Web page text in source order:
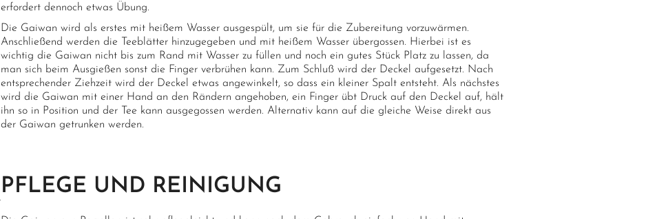
erfordert dennoch etwas Übung.
Die Gaiwan wird als erstes mit heißem Wasser ausgespült, um sie für die Zubereitung vorzuwärmen.
Anschließend werden die Teeblätter hinzugegeben und mit heißem Wasser übergossen. Hierbei ist es
wichtig die Gaiwan nicht bis zum Rand mit Wasser zu füllen und noch ein gutes Stück Platz zu lassen, da
man sich beim Ausgießen sonst die Finger verbrühen kann. Zum Schluß wird der Deckel aufgesetzt. Nach
entsprechender Ziehzeit wird der Deckel etwas angewinkelt, so dass ein kleiner Spalt entsteht. Als nächstes
wird die Gaiwan mit einer Hand an den Rändern angehoben, ein Finger übt Druck auf den Deckel auf, hält
ihn so in Position und der Tee kann ausgegossen werden. Alternativ kann auf die gleiche Weise direkt aus
der Gaiwan getrunken werden.
PFLEGE UND REINIGUNG